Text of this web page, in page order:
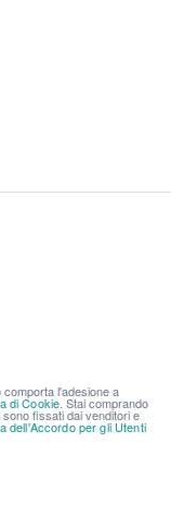
l'adesione a
di Cookie. Stai comprando
fissati dai venditori e
dell'Accordo per gli Utenti